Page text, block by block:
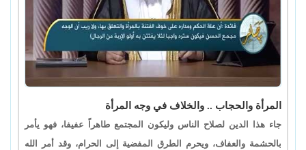
المرأة والحجاب .. والخلاف في وجه المرأة
جاء هذا الدين لصلاح الناس وليكون المجتمع طاهراً عفيفا، فهو يأمر
بالحشمة والعفاف، ويحرم الطرق المفضية إلى الحرام، وقد أمر الله